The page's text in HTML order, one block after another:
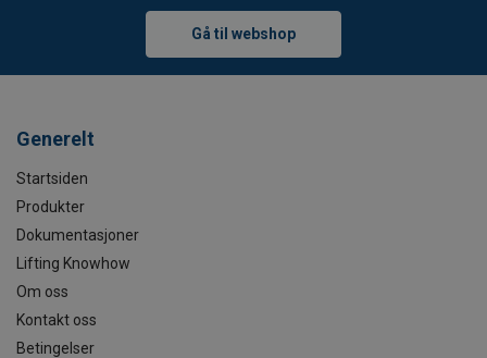
Gå til webshop
Generelt
Startsiden
Produkter
Dokumentasjoner
Lifting Knowhow
Om oss
Kontakt oss
Betingelser